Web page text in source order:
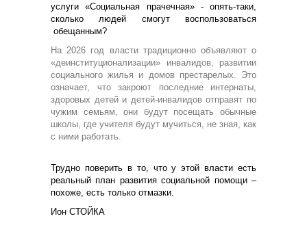
услуги «Социальная прачечная» - опять-таки,
сколько людей смогут воспользоваться
обещанным?
На 2026 год власти традиционно объявляют о
«деинституционализации» инвалидов, развитии
социального жилья и домов престарелых. Это
означает, что закроют последние интернаты,
здоровых детей и детей-инвалидов отправят по
чужим семьям, они будут посещать обычные
школы, где учителя будут мучиться, не зная, как
с ними работать.
Трудно поверить в то, что у этой власти есть
реальный план развития социальной помощи –
похоже, есть только отмазки.
Ион СТОЙКА